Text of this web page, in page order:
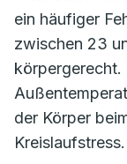
ein häufiger
zwischen 23
der Körper
Kreislaufstress.